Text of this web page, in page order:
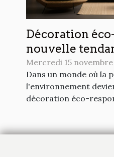
Décoration
nouvelle
Mercredi 15 novembre
Dans un monde où la
l'environnement
décoration éco-